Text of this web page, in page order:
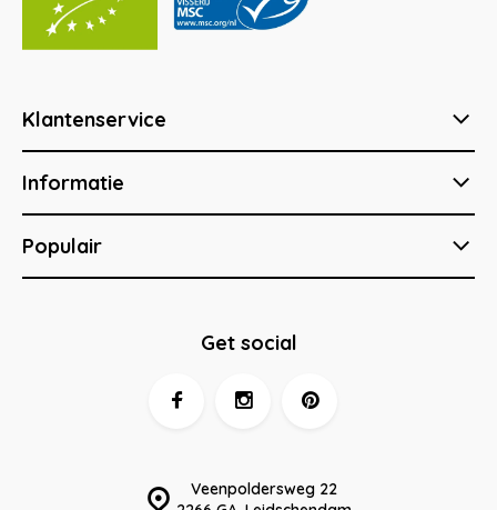
Klantenservice
Informatie
Populair
Veenpoldersweg 22
Get social